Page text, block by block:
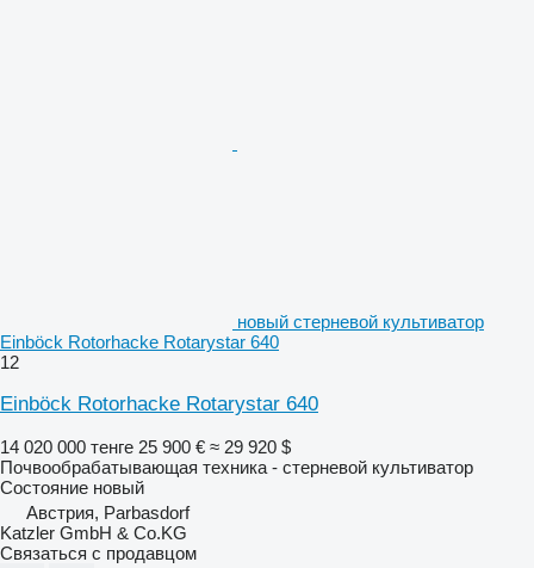
новый стерневой культиватор
Einböck Rotorhacke Rotarystar 640
12
Einböck Rotorhacke Rotarystar 640
14 020 000 тенге 25 900 € ≈ 29 920 $
Почвообрабатывающая техника - стерневой культиватор
Состояние новый
Австрия, Parbasdorf
Katzler GmbH & Co.KG
Связаться с продавцом